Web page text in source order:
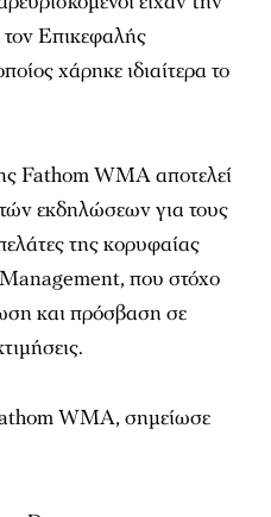
Επικεφαλής
χάρηκε ιδιαίτερα το
Fathom WMA αποτελεί
εκδηλώσεων για τους
της κορυφαίας
Management, που στόχο
και πρόσβαση σε
WMA, σημείωσε